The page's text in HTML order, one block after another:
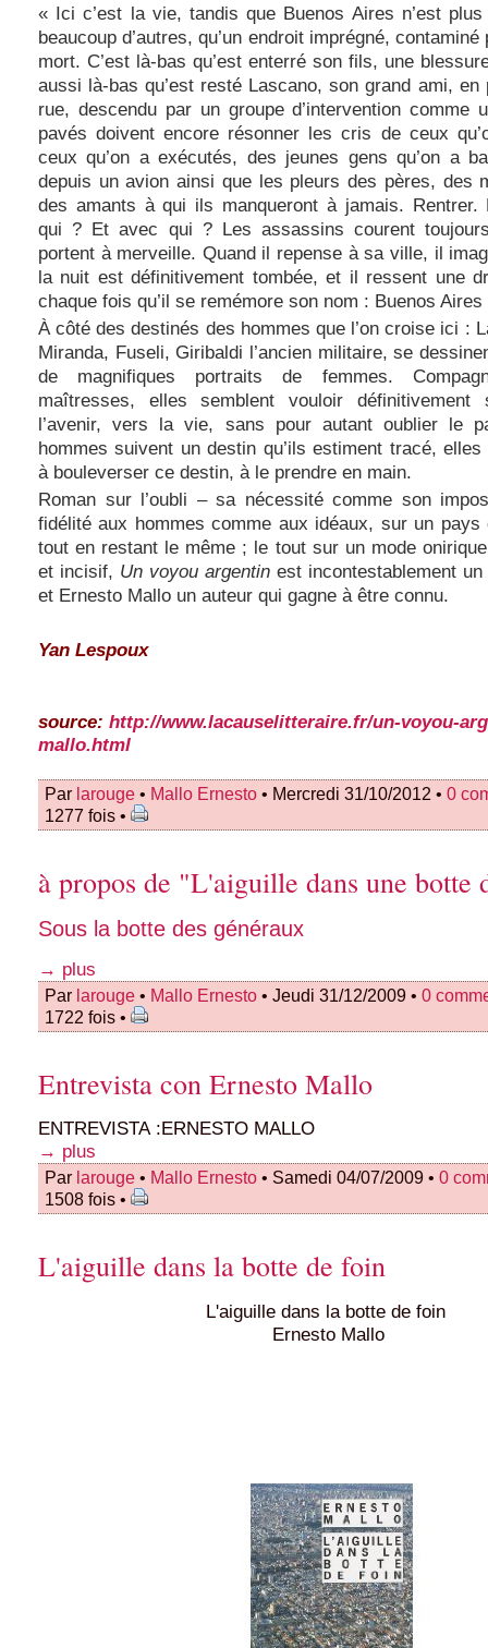
« Ici c’est la vie, tandis que Buenos Aires n’est
beaucoup d’autres, qu’un endroit imprégné, contaminé
mort. C’est là-bas qu’est enterré son fils, une
aussi là-bas qu’est resté Lascano, son grand ami, en
rue, descendu par un groupe d’intervention comme
pavés doivent encore résonner les cris de ceux
ceux qu’on a exécutés, des jeunes gens qu’on a
depuis un avion ainsi que les pleurs des pères, des
des amants à qui ils manqueront à jamais. Rentrer.
qui ? Et avec qui ? Les assassins courent
portent à merveille. Quand il repense à sa ville, il
la nuit est définitivement tombée, et il ressent une
chaque fois qu’il se remémore son nom : Buenos Aires
À côté des destinés des hommes que l’on croise ici :
Miranda, Fuseli, Giribaldi l’ancien militaire, se
de magnifiques portraits de femmes.
maîtresses, elles semblent vouloir
l’avenir, vers la vie, sans pour autant oublier le
hommes suivent un destin qu’ils estiment tracé,
à bouleverser ce destin, à le prendre en main.
Roman sur l’oubli – sa nécessité comme son
fidélité aux hommes comme aux idéaux, sur un pays
tout en restant le même ; le tout sur un mode
et incisif, Un voyou argentin est incontestablement
et Ernesto Mallo un auteur qui gagne à être connu.
Yan Lespoux
source: http://www.lacauselitteraire.fr/un-voyou-
mallo.html
Par larouge • Mallo Ernesto • Mercredi 31/10/2012 • 0
1277 fois •
à propos de "L'aiguille dans une botte
Sous la botte des généraux
→ plus
Par larouge • Mallo Ernesto • Jeudi 31/12/2009 • 0
1722 fois •
Entrevista con Ernesto Mallo
ENTREVISTA :ERNESTO MALLO
→ plus
Par larouge • Mallo Ernesto • Samedi 04/07/2009 • 0
1508 fois •
L'aiguille dans la botte de foin
L'aiguille dans la botte de foin
Ernesto Mallo